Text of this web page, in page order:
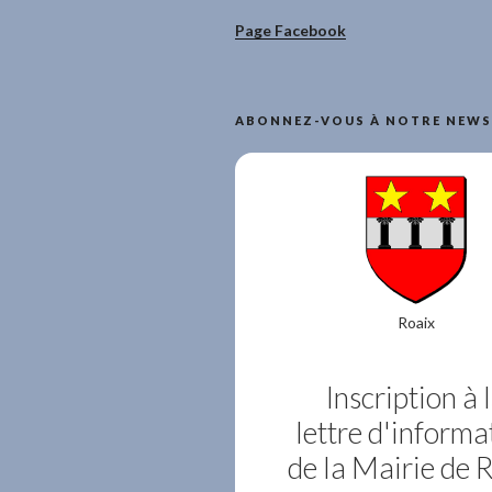
Page Facebook
ABONNEZ-VOUS À NOTRE
Roaix
Inscription à
lettre
de la Mairie de